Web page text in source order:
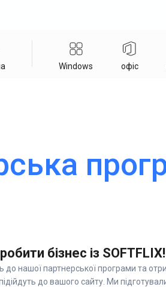
Windows офіс
бізнес із SOFTFLIX!
до нашої партнерської програми та
до вашого сайту. Ми